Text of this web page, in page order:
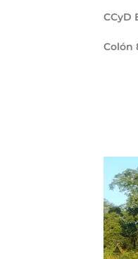
CCyD
Colón